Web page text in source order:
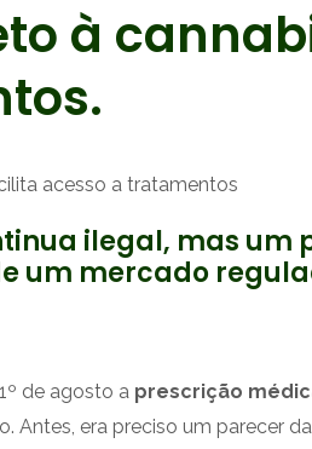
à
ilegal, mas um
um mercado
de agosto a prescrição
era preciso um parecer